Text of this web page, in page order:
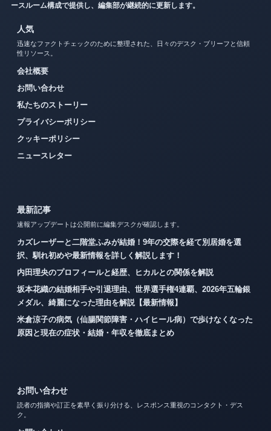
ースルーム構成で提供し、編集部が継続的に更新します。
人気
迅速なファクトチェックのために整理された、日々のデスク・ブリーフと信頼
性リソース。
会社概要
お問い合わせ
私たちのストーリー
プライバシーポリシー
クッキーポリシー
ニュースレター
最新記事
速報アップデートは公開前に編集デスクが確認します。
カズレーザーと二階堂ふみが結婚！9年の交際を経て別居婚を選
択、馴れ初めや最新情報を詳しく解説します！
内田理央のプロフィールと経歴、ヒカルとの関係を解説
坂本花織の結婚相手や引退理由、世界選手権4連覇、2026年五輪銀
メダル、綺麗になった理由を解説【最新情報】
米倉涼子の病気（仙腸関節障害・ハイヒール病）で歩けなくなった
原因と現在の症状・結婚・年収を徹底まとめ
お問い合わせ
読者の指摘や訂正を素早く振り分ける、レスポンス重視のコンタクト・デス
ク。